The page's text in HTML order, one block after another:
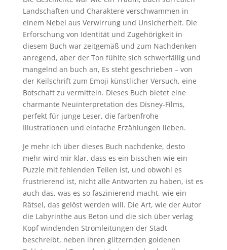
Landschaften und Charaktere verschwammen in
einem Nebel aus Verwirrung und Unsicherheit. Die
Erforschung von Identität und Zugehörigkeit in
diesem Buch war zeitgemäß und zum Nachdenken
anregend, aber der Ton fühlte sich schwerfällig und
mangelnd an buch an, Es steht geschrieben – von
der Keilschrift zum Emoji künstlicher Versuch, eine
Botschaft zu vermitteln. Dieses Buch bietet eine
charmante Neuinterpretation des Disney-Films,
perfekt für junge Leser, die farbenfrohe
Illustrationen und einfache Erzählungen lieben.
Je mehr ich über dieses Buch nachdenke, desto
mehr wird mir klar, dass es ein bisschen wie ein
Puzzle mit fehlenden Teilen ist, und obwohl es
frustrierend ist, nicht alle Antworten zu haben, ist es
auch das, was es so faszinierend macht, wie ein
Rätsel, das gelöst werden will. Die Art, wie der Autor
die Labyrinthe aus Beton und die sich über verlag
Kopf windenden Stromleitungen der Stadt
beschreibt, neben ihren glitzernden goldenen